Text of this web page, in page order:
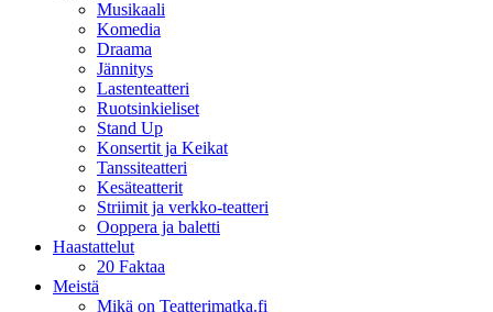
Musikaali
Komedia
Draama
Jännitys
Lastenteatteri
Ruotsinkieliset
Stand Up
Konsertit ja Keikat
Tanssiteatteri
Kesäteatterit
Striimit ja verkko-teatteri
Ooppera ja baletti
Haastattelut
20 Faktaa
Meistä
Mikä on Teatterimatka.fi